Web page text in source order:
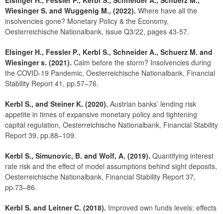
Wiesinger S. and Wuggenig M., (2022). Where have all the
insolvencies gone? Monetary Policy & the Economy,
Oesterreichische Nationalbank, issue Q3/22, pages 43-57.
Elsinger H., Fessler P., Kerbl S., Schneider A., Schuerz M. and
Wiesinger s. (2021). Calm before the storm? Insolvencies during
the COVID-19 Pandemic, Oesterreichische Nationalbank, Financial
Stability Report 41, pp.57–76.
Kerbl S., and Steiner K. (2020). Austrian banks’ lending risk
appetite in times of expansive monetary policy and tightening
capital regulation, Oesterreichische Nationalbank, Financial Stability
Report 39, pp.88–109.
Kerbl S., Simunovic, B. and Wolf, A. (2019). Quantifying interest
rate risk and the effect of model assumptions behind sight deposits,
Oesterreichische Nationalbank, Financial Stability Report 37,
pp.73–86.
Kerbl S. and Leitner C. (2018). Improved own funds levels: effects